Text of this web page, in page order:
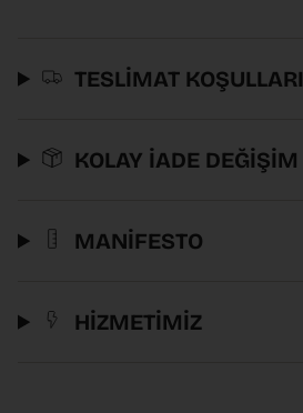
TESLİMAT KOŞULLARI
KOLAY İADE DEĞİŞİM
MANİFESTO
HİZMETİMİZ